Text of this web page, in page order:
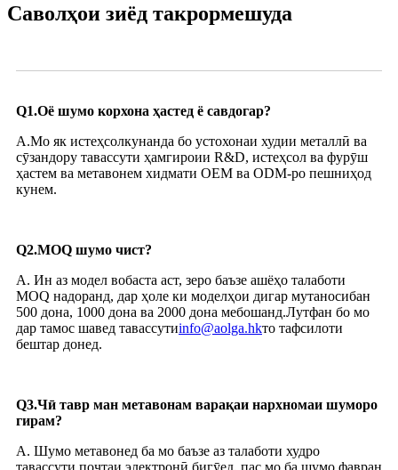
Саволҳои зиёд такрормешуда
Q1.Оё шумо корхона ҳастед ё савдогар?
A.Мо як истеҳсолкунанда бо устохонаи худии металлӣ ва
сӯзандору тавассути ҳамгироии R&D, истеҳсол ва фурӯш
ҳастем ва метавонем хидмати OEM ва ODM-ро пешниҳод
кунем.
Q2.MOQ шумо чист?
A. Ин аз модел вобаста аст, зеро баъзе ашёҳо талаботи
MOQ надоранд, дар ҳоле ки моделҳои дигар мутаносибан
500 дона, 1000 дона ва 2000 дона мебошанд.Лутфан бо мо
дар тамос шавед тавассутиinfo@aolga.hkто тафсилоти
бештар донед.
Q3.Чӣ тавр ман метавонам варақаи нархномаи шуморо
гирам?
A. Шумо метавонед ба мо баъзе аз талаботи худро
тавассути почтаи электронӣ бигӯед, пас мо ба шумо фавран